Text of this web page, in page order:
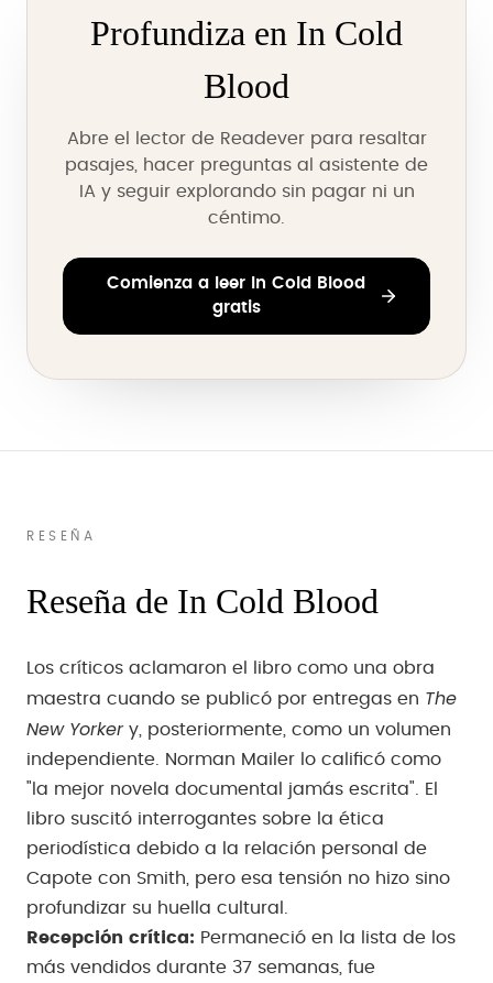
Profundiza en In Cold
Blood
Abre el lector de Readever para resaltar
pasajes, hacer preguntas al asistente de
IA y seguir explorando sin pagar ni un
céntimo.
Comienza a leer In Cold Blood
gratis
RESEÑA
Reseña de In Cold Blood
Los críticos aclamaron el libro como una obra
maestra cuando se publicó por entregas en The
New Yorkery, posteriormente, como un volumen
independiente. Norman Mailer lo calificó como
"la mejor novela documental jamás escrita". El
libro suscitó interrogantes sobre la ética
periodística debido a la relación personal de
Capote con Smith, pero esa tensión no hizo sino
profundizar su huella cultural.
Recepción crítica: Permaneció en la lista de los
más vendidos durante 37 semanas, fue